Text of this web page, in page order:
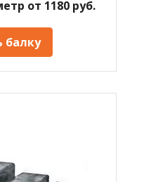
от 1180 руб.
балку